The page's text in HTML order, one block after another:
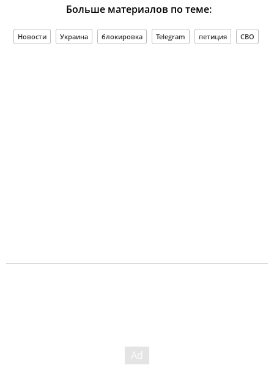
Больше материалов по теме:
Новости Украина блокировка Telegram петиция СВО